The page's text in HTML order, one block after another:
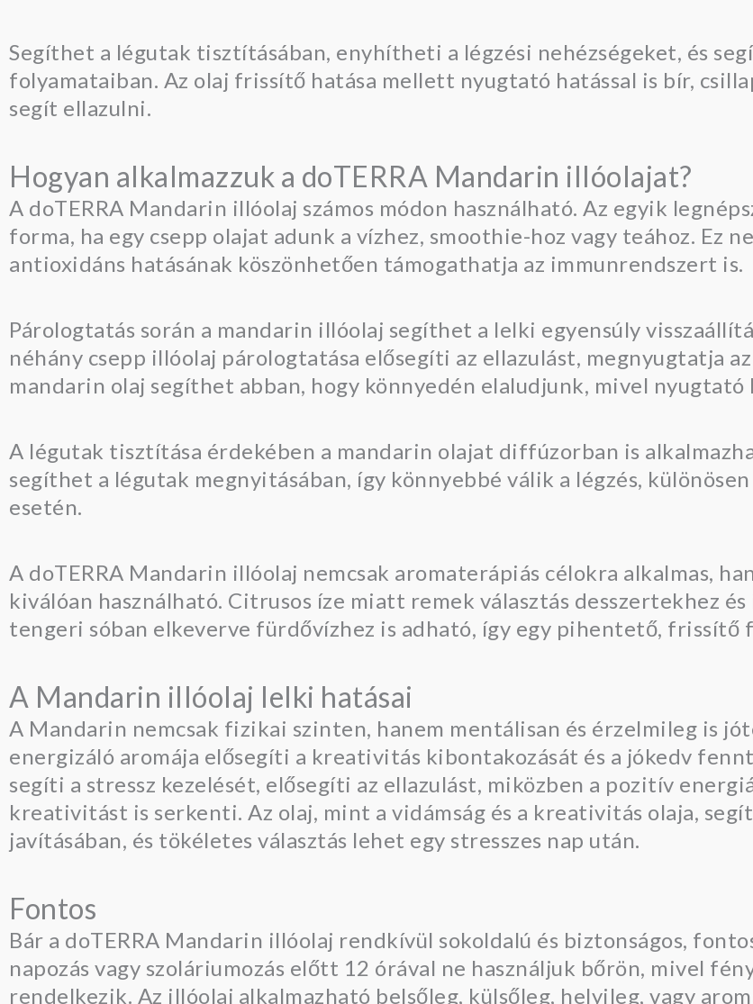
Segíthet a légutak tisztításában, enyhítheti a légzési nehézségeket, és
folyamataiban. Az olaj frissítő hatása mellett nyugtató hatással is bír,
segít ellazulni.
Hogyan alkalmazzuk a doTERRA Mandarin illóolajat?
A doTERRA Mandarin illóolaj számos módon használható. Az egyik
forma, ha egy csepp olajat adunk a vízhez, smoothie-hoz vagy teához. Ez
antioxidáns hatásának köszönhetően támogathatja az immunrendszert is.
Párologtatás során a mandarin illóolaj segíthet a lelki egyensúly
néhány csepp illóolaj párologtatása elősegíti az ellazulást, megnyugtatja
mandarin olaj segíthet abban, hogy könnyedén elaludjunk, mivel nyugtató
A légutak tisztítása érdekében a mandarin olajat diffúzorban is
segíthet a légutak megnyitásában, így könnyebbé válik a légzés,
esetén.
A doTERRA Mandarin illóolaj nemcsak aromaterápiás célokra alkalmas,
kiválóan használható. Citrusos íze miatt remek választás desszertekhez
tengeri sóban elkeverve fürdővízhez is adható, így egy pihentető, frissítő
A Mandarin illóolaj lelki hatásai
A Mandarin nemcsak fizikai szinten, hanem mentálisan és érzelmileg is
energizáló aromája elősegíti a kreativitás kibontakozását és a jókedv
segíti a stressz kezelését, elősegíti az ellazulást, miközben a pozitív
kreativitást is serkenti. Az olaj, mint a vidámság és a kreativitás olaja,
javításában, és tökéletes választás lehet egy stresszes nap után.
Fontos
Bár a doTERRA Mandarin illóolaj rendkívül sokoldalú és biztonságos,
napozás vagy szoláriumozás előtt 12 órával ne használjuk bőrön, mivel
rendelkezik. Az illóolaj alkalmazható belsőleg, külsőleg, helyileg, vagy